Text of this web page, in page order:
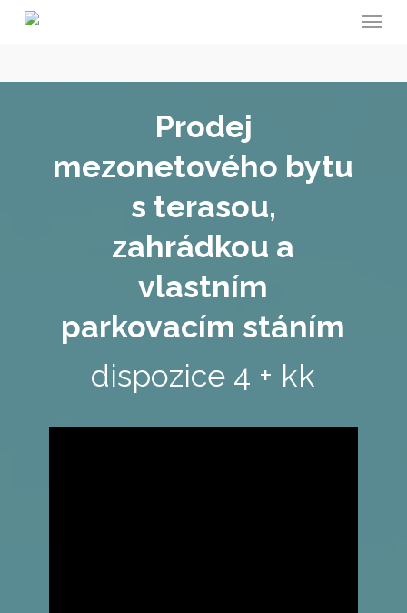
content
Menu
Prodej
mezonetového bytu
s terasou,
zahrádkou a
vlastním
parkovacím stáním
dispozice 4 + kk